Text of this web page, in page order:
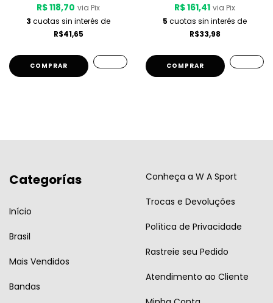
R$ 118,70 via Pix
3 cuotas sin interés de
R$41,65
COMPRAR
R$ 161,41 via Pix
5 cuotas sin interés de
R$33,98
COMPRAR
Categorías
Início
Brasil
Mais Vendidos
Bandas
Conheça a W A Sport
Trocas e Devoluções
Política de Privacidade
Rastreie seu Pedido
Atendimento ao Cliente